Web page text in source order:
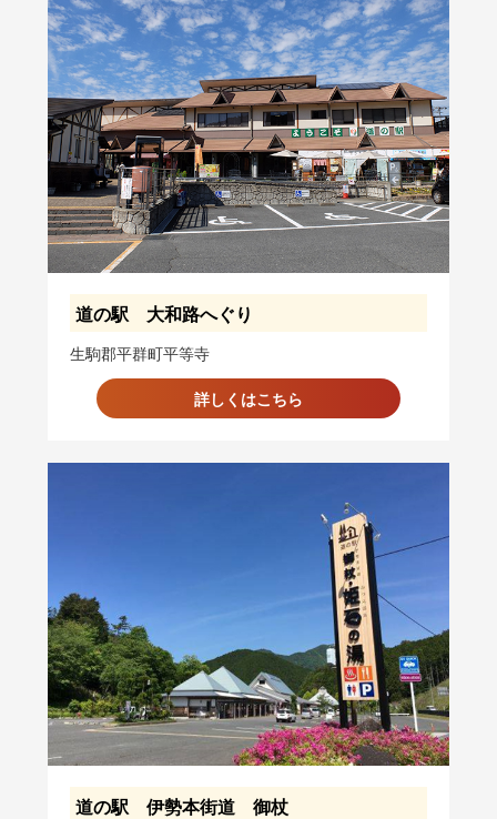
道の駅 大和路へぐり
生駒郡平群町平等寺
詳しくはこちら
道の駅 伊勢本街道 御杖